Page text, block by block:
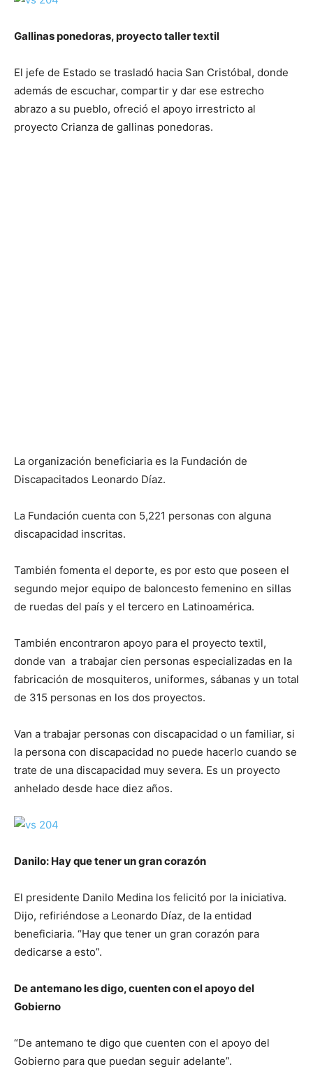
Gallinas ponedoras, proyecto taller textil
El jefe de Estado se trasladó hacia San Cristóbal, donde
además de escuchar, compartir y dar ese estrecho
abrazo a su pueblo, ofreció el apoyo irrestricto al
proyecto Crianza de gallinas ponedoras.
La organización beneficiaria es la Fundación de
Discapacitados Leonardo Díaz.
La Fundación cuenta con 5,221 personas con alguna
discapacidad inscritas.
También fomenta el deporte, es por esto que poseen el
segundo mejor equipo de baloncesto femenino en sillas
de ruedas del país y el tercero en Latinoamérica.
También encontraron apoyo para el proyecto textil,
donde van a trabajar cien personas especializadas en la
fabricación de mosquiteros, uniformes, sábanas y un total
de 315 personas en los dos proyectos.
Van a trabajar personas con discapacidad o un familiar, si
la persona con discapacidad no puede hacerlo cuando se
trate de una discapacidad muy severa. Es un proyecto
anhelado desde hace diez años.
Danilo: Hay que tener un gran corazón
El presidente Danilo Medina los felicitó por la iniciativa.
Dijo, refiriéndose a Leonardo Díaz, de la entidad
beneficiaria. “Hay que tener un gran corazón para
dedicarse a esto”.
De antemano les digo, cuenten con el apoyo del
Gobierno
“De antemano te digo que cuenten con el apoyo del
Gobierno para que puedan seguir adelante”.